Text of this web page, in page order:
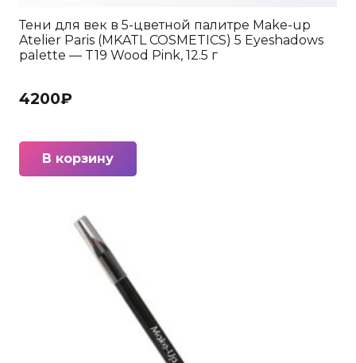
Тени для век в 5-цветной палитре Make-up
Atelier Paris (MKATL COSMETICS) 5 Eyeshadows
palette — T19 Wood Pink, 12.5 г
4200₽
В корзину